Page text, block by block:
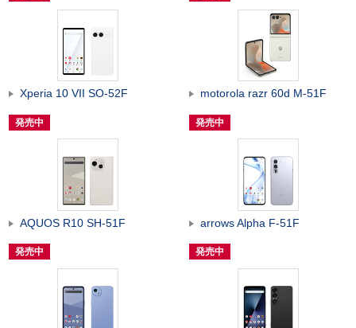
Xperia 10 VII SO-52F
発売中
motorola razr 60d M-51F
発売中
AQUOS R10 SH-51F
発売中
arrows Alpha F-51F
発売中